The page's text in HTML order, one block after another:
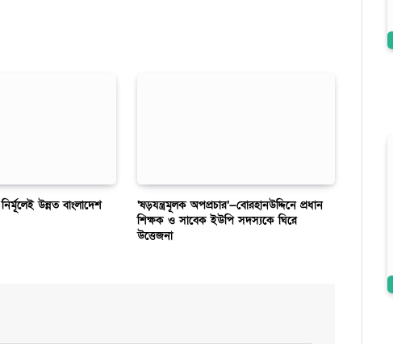
উন্নত বাংলাদেশ
‘ষড়যন্ত্রমূলক অপপ্রচার’—বোরহানউদ্দিনে প্রধান
শিক্ষক ও সাবেক ইউপি সদস্যকে ঘিরে
উত্তেজনা